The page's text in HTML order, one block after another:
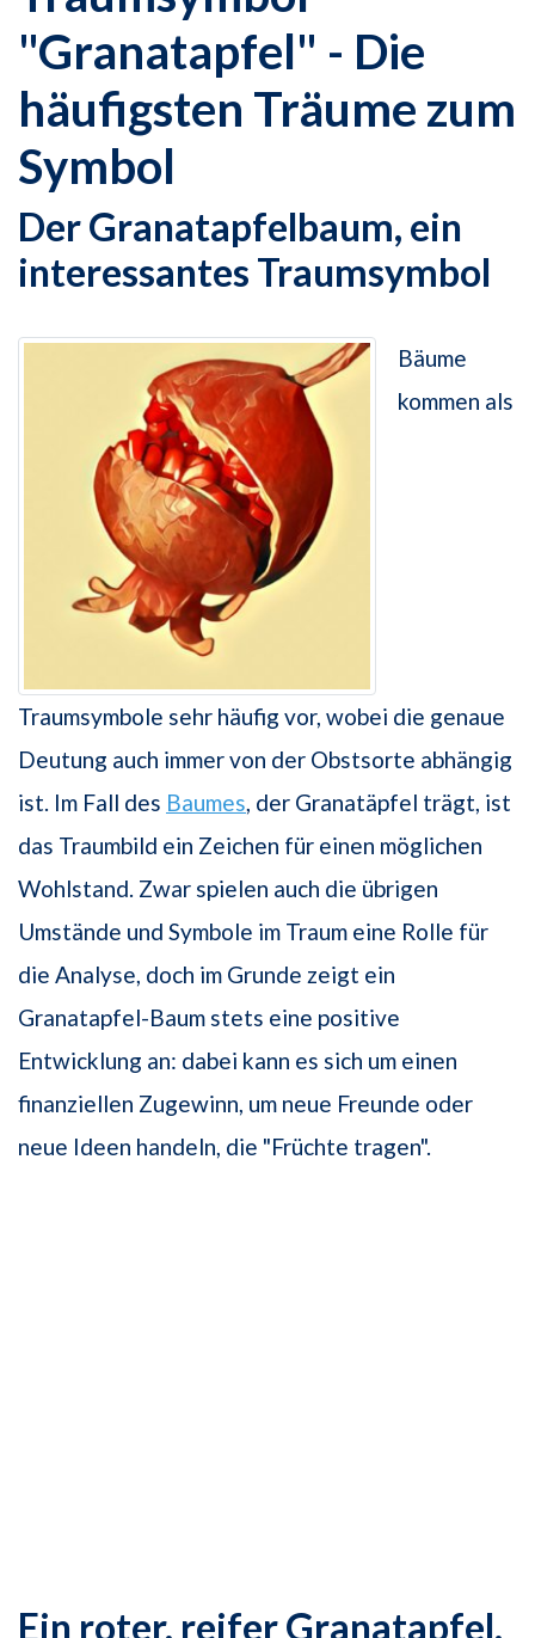
"Granatapfel" - Die
häufigsten Träume zum
Symbol
Der Granatapfelbaum, ein
interessantes Traumsymbol
Bäume
kommen als
Traumsymbole sehr häufig vor, wobei die genaue
Deutung auch immer von der Obstsorte abhängig
ist. Im Fall des Baumes , der Granatäpfel trägt, ist
das Traumbild ein Zeichen für einen möglichen
Wohlstand. Zwar spielen auch die übrigen
Umstände und Symbole im Traum eine Rolle für
die Analyse, doch im Grunde zeigt ein
Granatapfel-Baum stets eine positive
Entwicklung an: dabei kann es sich um einen
finanziellen Zugewinn, um neue Freunde oder
neue Ideen handeln, die "Früchte tragen".
Ein roter, reifer Granatapfel.